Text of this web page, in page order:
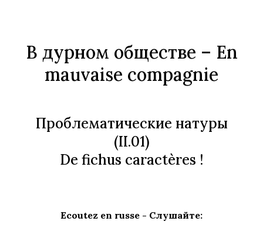
В дурном обществе – En
mauvaise compagnie
Проблематические натуры
(II.01)
De fichus caractères !
Ecoutez en russe - Слушайте: